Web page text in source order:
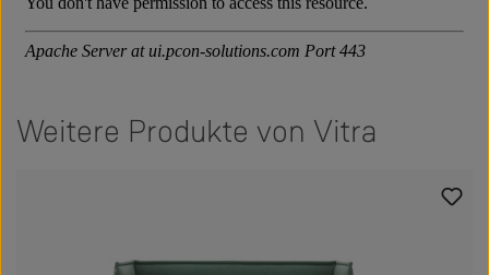
Weitere Produkte von Vitra